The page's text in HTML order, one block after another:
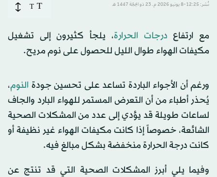
نُشر: 12:25-8 يونيو 2026 م ـ 23 ذو الحِجّة 1447 هـ T
T
مع ارتفاع درجات الحرارة، يلجأ كثيرون إلى تشغيل
مكيفات الهواء طوال الليل للحصول على نوم مريح.
ورغم أن الأجواء الباردة تساعد على تحسين جودة النوم،
يُحذر أطباء من أن التعرض المستمر للهواء البارد والجاف
لساعات طويلة قد يؤدي إلى عدد من المشكلات الصحية
الشائعة، خصوصاً إذا كانت مكيفات الهواء غير نظيفة أو
كانت درجة الحرارة منخفضة بشكل مبالغ فيه.
وفيما يلي أبرز المشكلات الصحية التي قد تنتج عن